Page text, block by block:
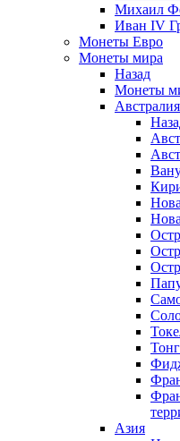
Михаил
Иван IV
Монеты Евро
Монеты мира
Назад
Монеты
Азия